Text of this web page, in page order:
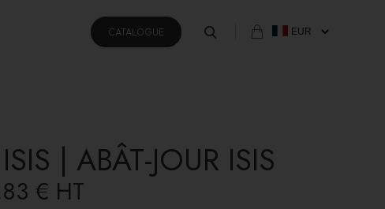
CATALOGUE
| ABÂT-JOUR ISIS
€ HT